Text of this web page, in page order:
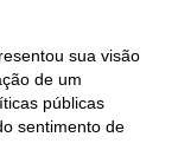
sua visão
de um
públicas
sentimento de